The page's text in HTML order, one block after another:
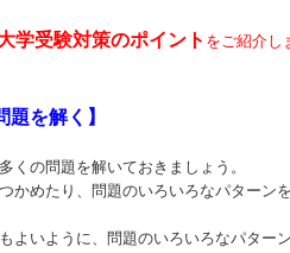
学受験対策のポイント をご紹介し
題を解く】
くの問題を解いておきましょう。
かめたり、問題のいろいろなパターン
よいように、問題のいろいろなパター